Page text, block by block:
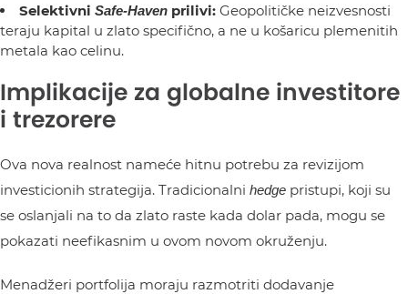
Selektivni Safe-Haven prilivi: Geopolitičke neizvesnosti
teraju kapital u zlato specifično, a ne u košaricu plemenitih
metala kao celinu.
Implikacije za globalne investitore
i trezorere
Ova nova realnost nameće hitnu potrebu za revizijom
investicionih strategija. Tradicionalni hedge pristupi, koji su
se oslanjali na to da zlato raste kada dolar pada, mogu se
pokazati neefikasnim u ovom novom okruženju.
Menadžeri portfolija moraju razmotriti dodavanje